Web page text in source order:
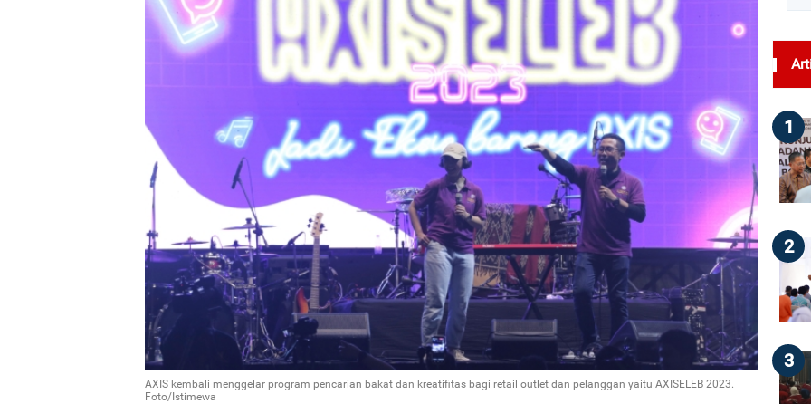
AXIS kembali menggelar program pencarian bakat dan kreatifitas bagi retail outlet dan pelanggan yaitu AXISELEB 2023.
Foto/Istimewa
1
2
3